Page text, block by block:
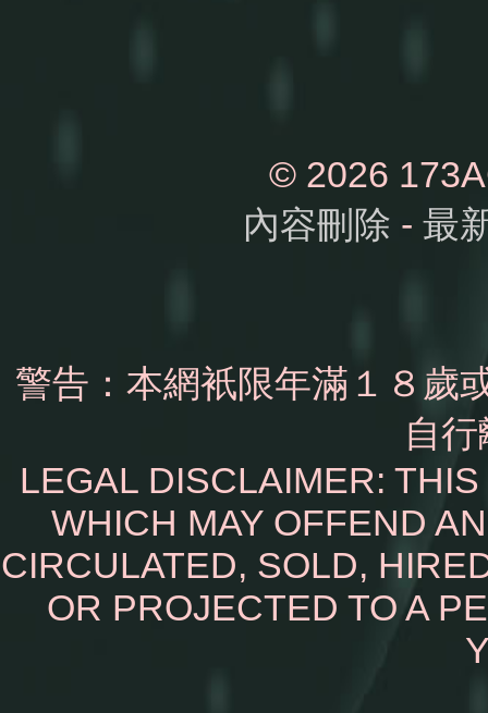
© 2026
內容刪除 - 最
警告：本網衹限年滿１８歲
自
LEGAL DISCLAIMER:
WHICH MAY OFFEND
CIRCULATED, SOLD,
OR PROJECTED TO A